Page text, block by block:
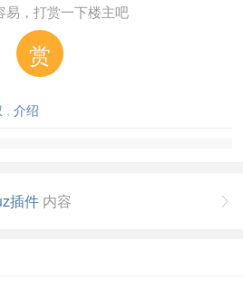
易，打赏一下楼主吧
赏
, 介绍

插件 内容